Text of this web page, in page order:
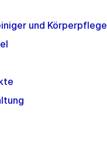
und Körperpflege